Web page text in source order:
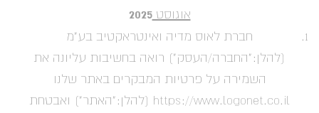
אוגוסט2025
חברת לאוס מדיה ואינטראקטיב בע"מ
(להלן:"החברה/העסק") רואה בחשיבות עליונה את
השמירה על פרטיות המבקרים באתר שלנו
https://www.logonet.co.il (להלן:"האתר") ואבטחת